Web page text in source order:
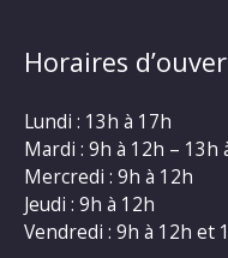
Horaires
Lundi : 13h à 17h
Mardi : 9h à 12h – 13h
Mercredi : 9h à 12h
Jeudi : 9h à 12h
Vendredi : 9h à 12h et